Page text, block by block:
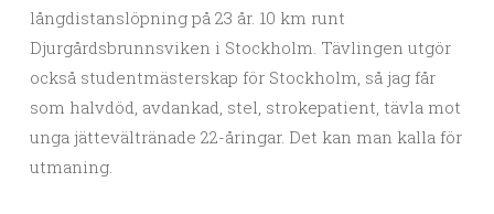
långdistanslöpning på 23 år. 10 km runt
Djurgårdsbrunnsviken i Stockholm. Tävlingen utgör
också studentmästerskap för Stockholm, så jag får
som halvdöd, avdankad, stel, strokepatient, tävla mot
unga jättevältränade 22-åringar. Det kan man kalla för
utmaning.